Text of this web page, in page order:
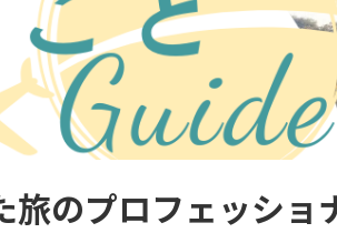
旅のプロフェッショ